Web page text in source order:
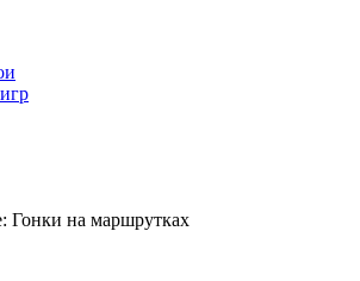
Гонки на маршрутках